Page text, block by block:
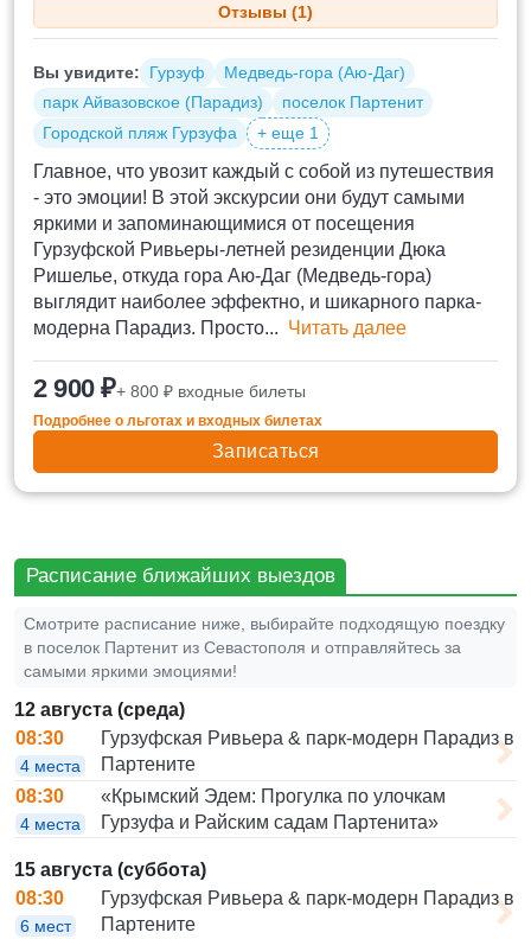
Отзывы (1)
Вы увидите: Гурзуф
Медведь-гора (Аю-Даг)
парк Айвазовское (Парадиз)
поселок Партенит
Городской пляж Гурзуфа
+ еще 1
Главное, что увозит каждый с собой из путешествия
- это эмоции! В этой экскурсии они будут самыми
яркими и запоминающимися от посещения
Гурзуфской Ривьеры-летней резиденции Дюка
Ришелье, откуда гора Аю-Даг (Медведь-гора)
выглядит наиболее эффектно, и шикарного парка-
модерна Парадиз. Просто... Читать далее
2 900 ₽+ 800 ₽ входные билеты
Подробнее о льготах и входных билетах
Записаться
Расписание ближайших выездов
Смотрите расписание ниже, выбирайте подходящую поездку
в поселок Партенит из Севастополя и отправляйтесь за
самыми яркими эмоциями!
12 августа (среда)
08:30
4 места
Гурзуфская Ривьера & парк-модерн Парадиз в
Партените
08:30
4 места
«Крымский Эдем: Прогулка по улочкам
Гурзуфа и Райским садам Партенита»
15 августа (суббота)
08:30
6 мест
Гурзуфская Ривьера & парк-модерн Парадиз в
Партените